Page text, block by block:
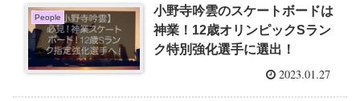
People
小野寺吟雲のスケートボードは
神業！12歳オリンピックSラン
ク特別強化選手に選出！
2023.01.27